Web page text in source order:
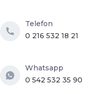
Telefon
0 216 532 18 21
Whatsapp
0 542 532 35 90